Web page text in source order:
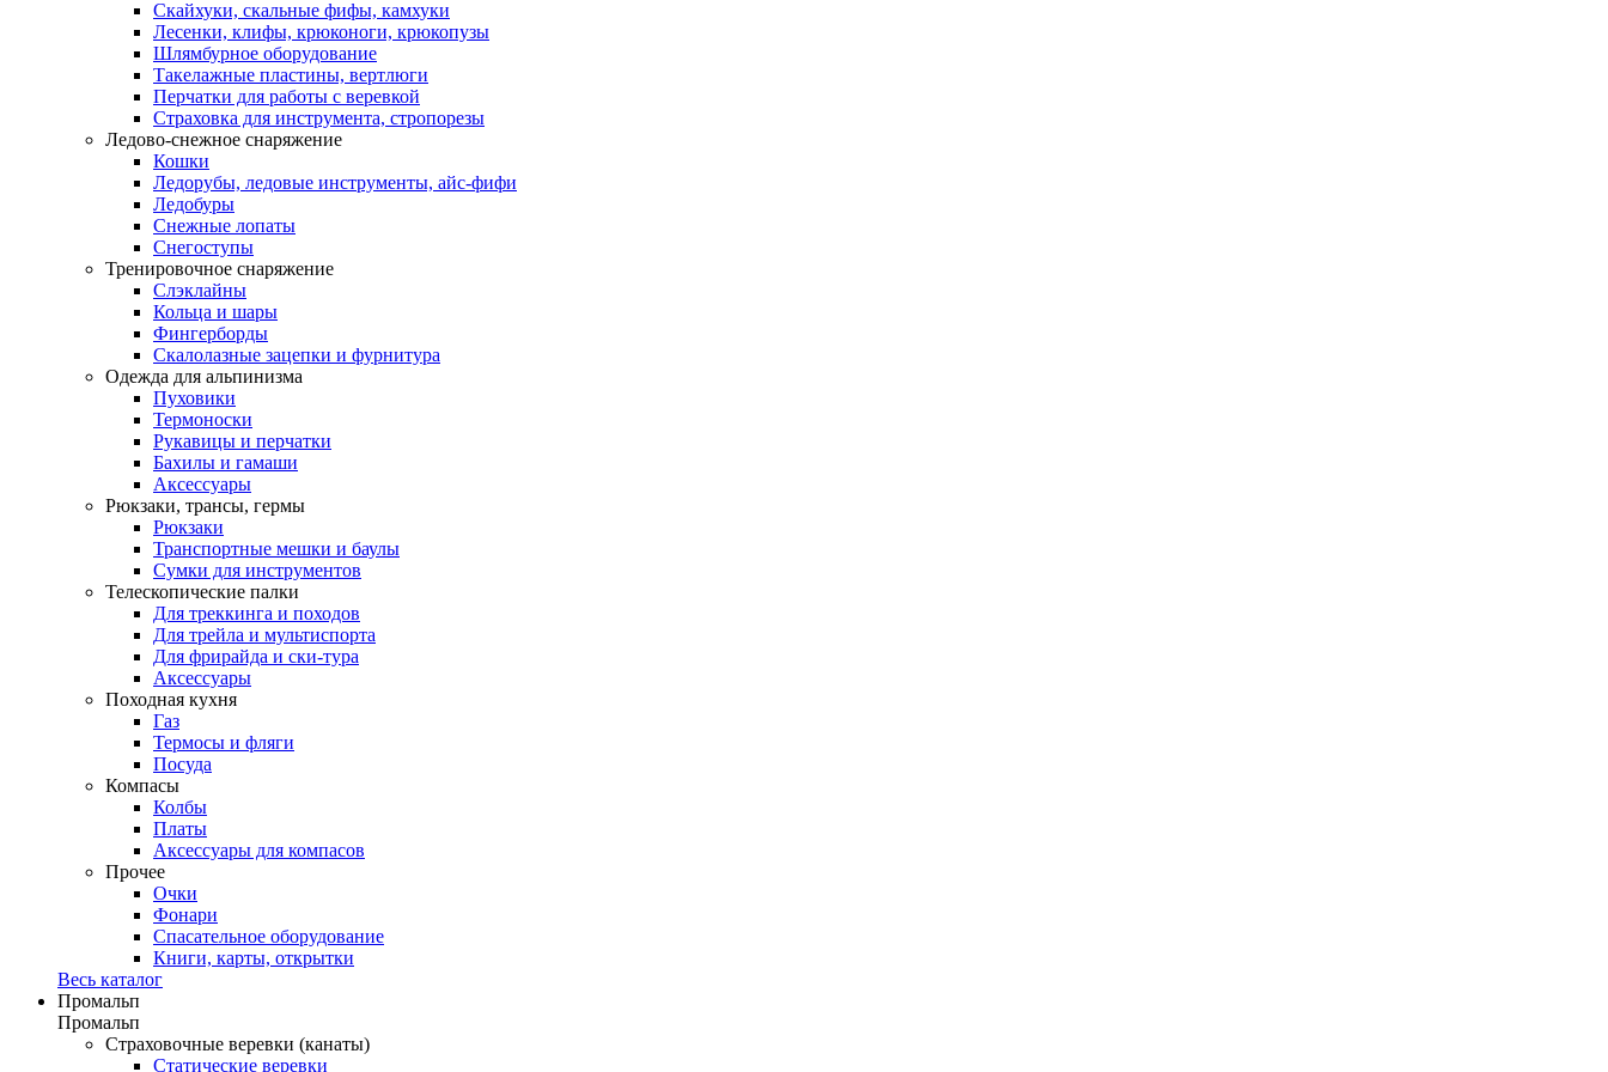
Скайхуки, скальные фифы, камхуки
Лесенки, клифы, крюконоги, крюкопузы
Шлямбурное оборудование
Такелажные пластины, вертлюги
Перчатки для работы с веревкой
Страховка для инструмента, стропорезы
Ледово-снежное снаряжение
Кошки
Ледорубы, ледовые инструменты, айс-фифи
Ледобуры
Снежные лопаты
Снегоступы
Тренировочное снаряжение
Слэклайны
Кольца и шары
Фингерборды
Скалолазные зацепки и фурнитура
Одежда для альпинизма
Пуховики
Термоноски
Рукавицы и перчатки
Бахилы и гамаши
Аксессуары
Рюкзаки, трансы, гермы
Рюкзаки
Транспортные мешки и баулы
Сумки для инструментов
Телескопические палки
Для треккинга и походов
Для трейла и мультиспорта
Для фрирайда и ски-тура
Аксессуары
Походная кухня
Газ
Термосы и фляги
Посуда
Компасы
Колбы
Платы
Аксессуары для компасов
Прочее
Очки
Фонари
Спасательное оборудование
Книги, карты, открытки
Весь каталог
Промальп
Промальп
Страховочные веревки (канаты)
Статические веревки